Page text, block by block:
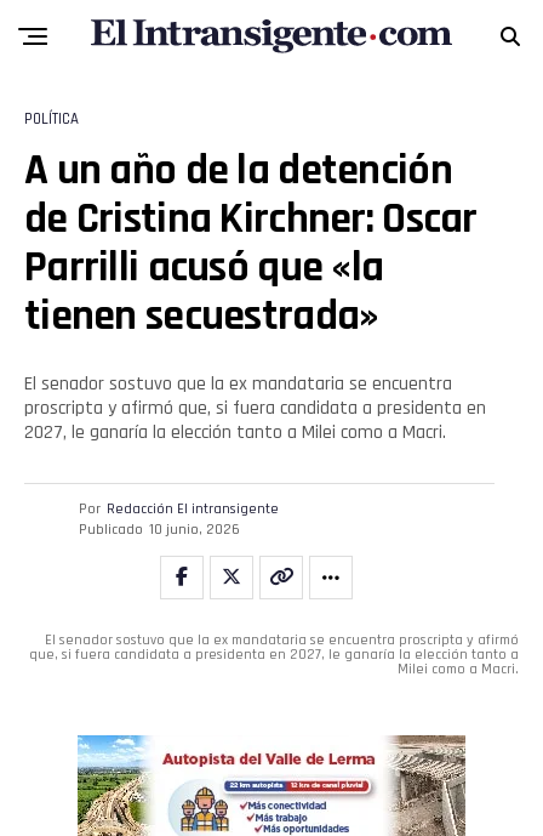
POLÍTICA
A un año de la detención
de Cristina Kirchner: Oscar
Parrilli acusó que «la
tienen secuestrada»
El senador sostuvo que la ex mandataria se encuentra
proscripta y afirmó que, si fuera candidata a presidenta en
2027, le ganaría la elección tanto a Milei como a Macri.
Por Redacción El intransigente
Publicado 10 junio, 2026
El senador sostuvo que la ex mandataria se encuentra proscripta y afirmó
que, si fuera candidata a presidenta en 2027, le ganaría la elección tanto a
Milei como a Macri.